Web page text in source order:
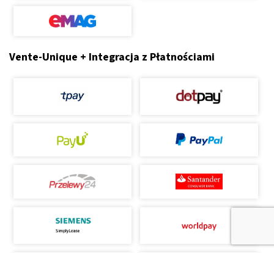
Vente-Unique + Integracja z Płatnościami